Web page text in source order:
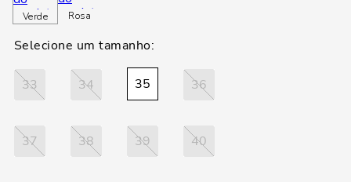
Verde Rosa
33 34 35 36
37 38 39 40